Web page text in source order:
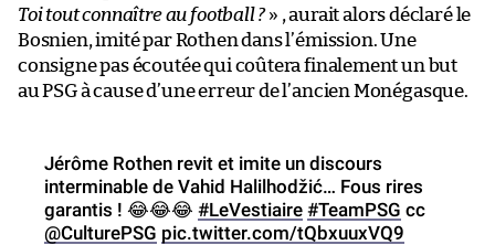
Toi tout connaître au football ?» , aurait alors déclaré le
Bosnien, imité par Rothen dans l’émission. Une
consigne pas écoutée qui coûtera finalement un but
au PSG à cause d’une erreur de l’ancien Monégasque.
Jérôme Rothen revit et imite un discours
interminable de Vahid Halilhodžić… Fous rires
garantis ! 😂😂😂 #LeVestiaire #TeamPSG cc
@CulturePSG pic.twitter.com/tQbxuuxVQ9